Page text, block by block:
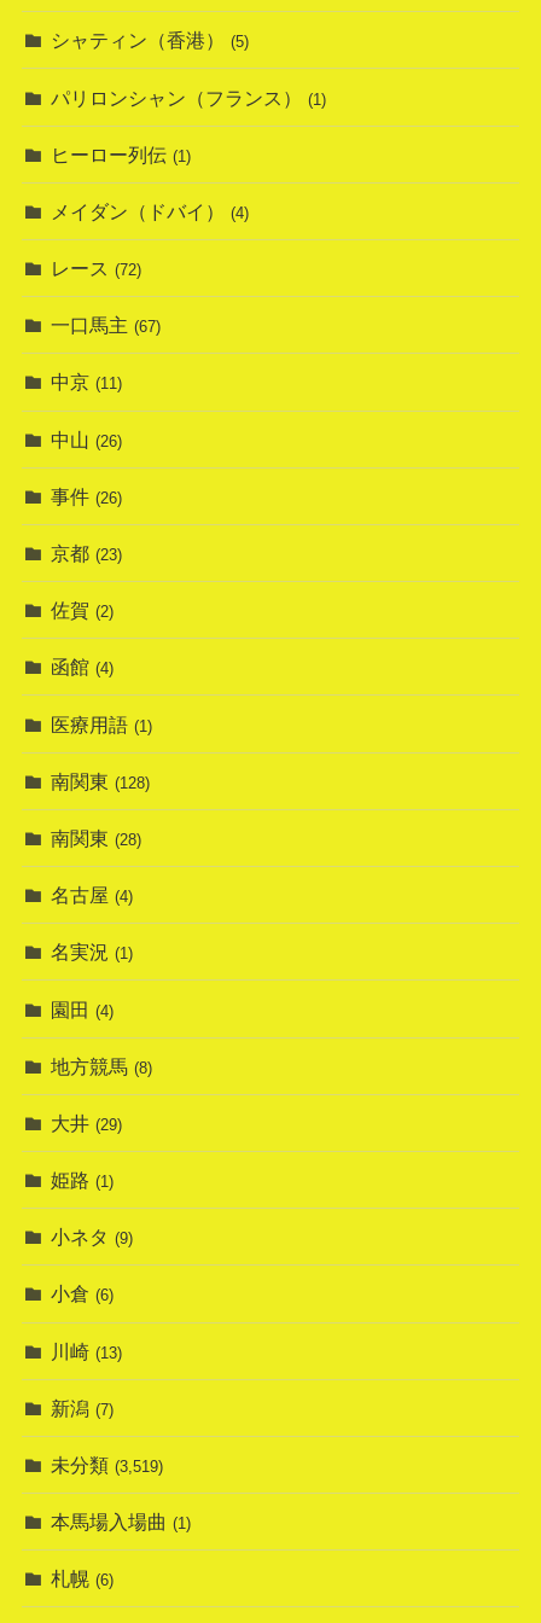
シャティン（香港） (5)
パリロンシャン（フランス） (1)
ヒーロー列伝 (1)
メイダン（ドバイ） (4)
レース (72)
一口馬主 (67)
中京 (11)
中山 (26)
事件 (26)
京都 (23)
佐賀 (2)
函館 (4)
医療用語 (1)
南関東 (128)
南関東 (28)
名古屋 (4)
名実況 (1)
園田 (4)
地方競馬 (8)
大井 (29)
姫路 (1)
小ネタ (9)
小倉 (6)
川崎 (13)
新潟 (7)
未分類 (3,519)
本馬場入場曲 (1)
札幌 (6)